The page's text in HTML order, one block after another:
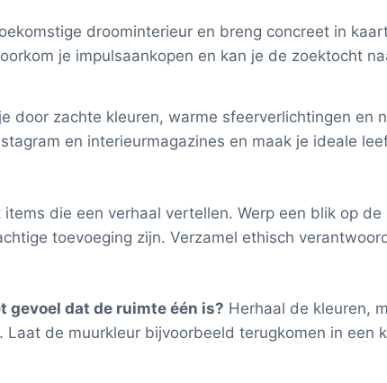
droominterieur en breng concreet in
je impulsaankopen en kan je de zoektocht
door zachte kleuren, warme sfeerverlichtingen en
en interieurmagazines en maak je ideale
die een verhaal vertellen. Werp een blik op
toevoeging zijn. Verzamel ethisch
gevoel dat de ruimte één is? Herhaal de kleuren,
de muurkleur bijvoorbeeld terugkomen in een